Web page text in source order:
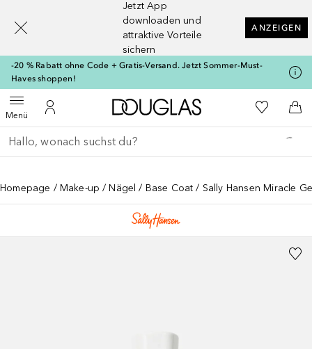
Jetzt App
downloaden und
attraktive Vorteile
sichern
ANZEIGEN
-20 % Rabatt ohne Code + Gratis-Versand. Jetzt Sommer-Must-
Haves shoppen!
MenüMenü öffnenZu Meinem Kundenkonto
Zur Douglas Startseite
Zu Meiner
Gehe zurück
Suche ausführen
Homepage Make-up Nägel Base Coat Sally Hansen Miracle
[navigation.slideout.screenreader]